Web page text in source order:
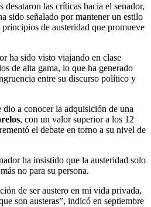
desataron las críticas hacia el senador,
sido señalado por mantener un estilo
de austeridad que promueve
ha sido visto viajando en clase
de alta gama, lo que ha generado
entre su discurso político y
dio a conocer la adquisición de una
, con un valor superior a los 12
el debate en torno a su nivel de
ha insistido que la austeridad solo
no para su persona.
de ser austero en mi vida privada,
son austeras”, indicó en septiembre